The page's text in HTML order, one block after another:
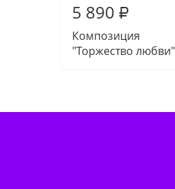
5 890 ₽
Композиция
"Торжество любви"